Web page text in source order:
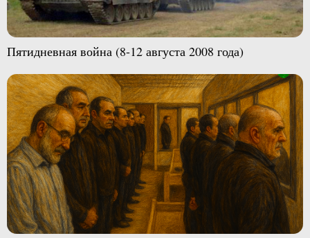
Пятидневная война (8-12 августа 2008 года)